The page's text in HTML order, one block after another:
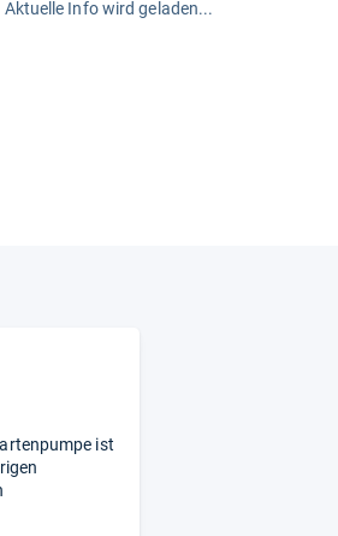
Aktuelle Info wird geladen...
ist